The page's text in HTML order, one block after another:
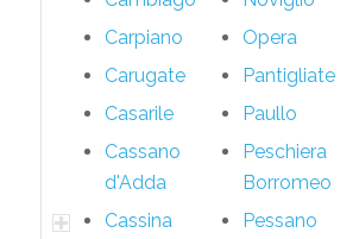
Carpiano
Carugate
Casarile
Cassano
d'Adda
Cassina
Opera
Pantigliate
Paullo
Peschiera
Borromeo
Pessano